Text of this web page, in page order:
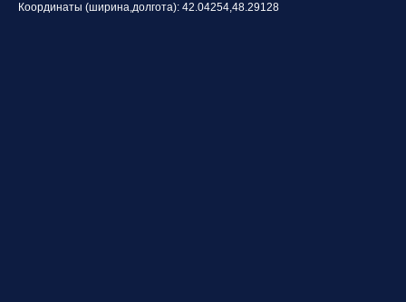
Координаты (ширина,долгота): 42.04254,48.29128